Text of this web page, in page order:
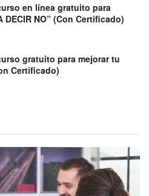
en línea gratuito para
DECIR NO” (Con Certificado)
gratuito para mejorar tu
Certificado)